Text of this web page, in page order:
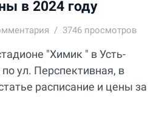
в 2024 году
3746 просмотров
"Химик " в Усть-
ул. Перспективная, в
расписание и цены за